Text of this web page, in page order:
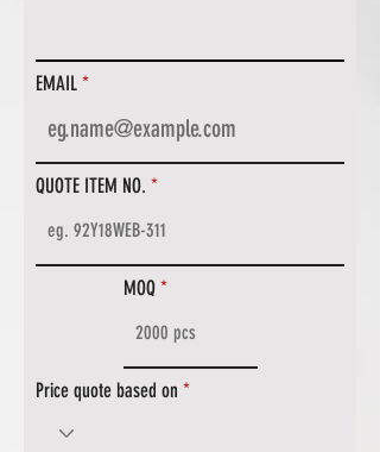
EMAIL
QUOTE ITEM NO.
MOQ
Price quote based on